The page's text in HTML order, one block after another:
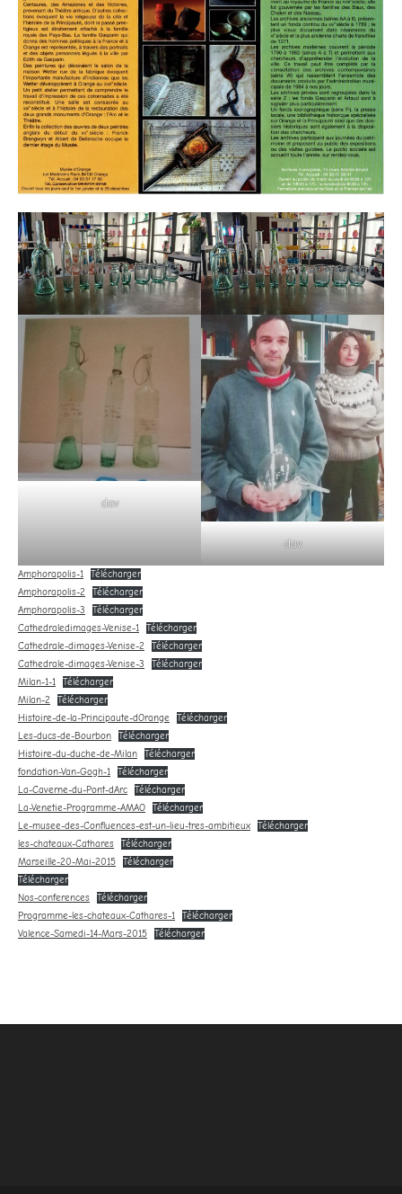
dav
dav
Amphorapolis-1
Télécharger
Amphorapolis-2
Télécharger
Amphorapolis-3
Télécharger
Cathedraledimages-Venise-1
Télécharger
Cathedrale-dimages-Venise-2
Télécharger
Cathedrale-dimages-Venise-3
Télécharger
Milan-1-1
Télécharger
Milan-2
Télécharger
Histoire-de-la-Principaute-dOrange
Télécharger
Les-ducs-de-Bourbon
Télécharger
Histoire-du-duche-de-Milan
Télécharger
fondation-Van-Gogh-1
Télécharger
La-Caverne-du-Pont-dArc
Télécharger
La-Venetie-Programme-AMAO
Télécharger
Le-musee-des-Confluences-est-un-lieu-tres-ambitieux
Télécharger
les-chateaux-Cathares
Télécharger
Marseille-20-Mai-2015
Télécharger
Télécharger
Nos-conferences
Télécharger
Programme-les-chateaux-Cathares-1
Télécharger
Valence-Samedi-14-Mars-2015
Télécharger